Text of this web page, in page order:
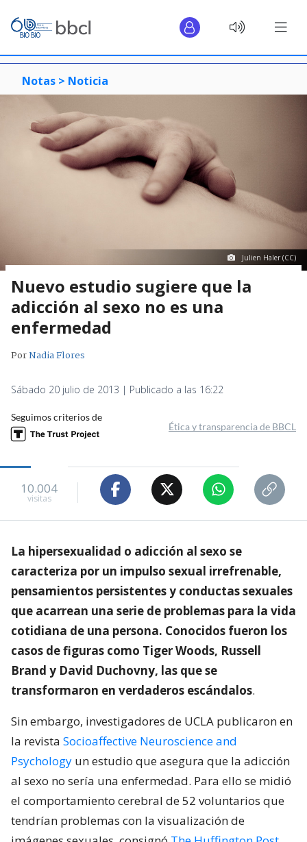
Notas > Noticia
Julien Haler (CC)
Nuevo estudio sugiere que la
adicción al sexo no es una
enfermedad
PorNadia Flores
Sábado 20 julio de 2013 | Publicado a las 16:22
Seguimos criterios de
Ética y transparencia de BBCL
10.004
visitas
La hipersexualidad o adicción al sexo se
caracteriza por un impulso sexual irrefrenable,
pensamientos persistentes y conductas sexuales
que acarrean una serie de problemas para la vida
cotidiana de una persona. Conocidos fueron los
casos de figuras como Tiger Woods, Russell
Brand y David Duchovny, las que se
transformaron en verdaderos escándalos.
Sin embargo, investigadores de UCLA publicaron en
la revista Socioaffective Neuroscience and
Psychology un estudio que asegura que la adicción
al sexo no sería una enfermedad. Para ello se midió
el comportamiento cerebral de 52 voluntarios que
tendrían problemas con la visualización de